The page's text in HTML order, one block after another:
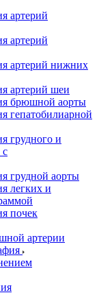
артерий
артерий
артерий нижних
артерий шеи
брюшной аорты
гепатобилиарной
грудного и
с
грудной аорты
легких и
почек
артерии